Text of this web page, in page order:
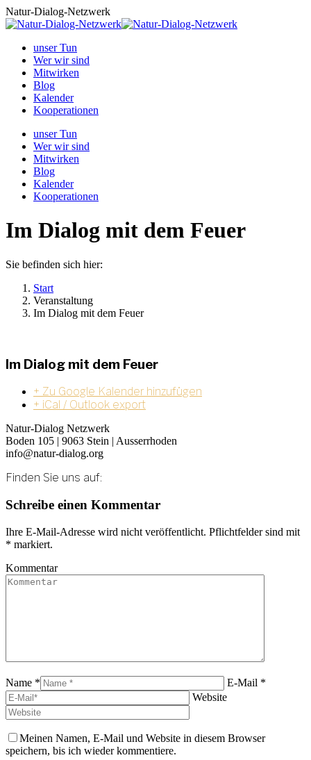
Zum
Inhalt
Natur-Dialog-Netzwerk
unser Tun
Wer wir sind
Mitwirken
Blog
Kalender
Kooperationen
unser Tun
Wer wir sind
Mitwirken
Blog
Kalender
Kooperationen
Im Dialog mit dem Feuer
Sie befinden sich hier:
Start
Veranstaltung
Im Dialog mit dem Feuer
Im Dialog mit dem Feuer
+ Zu Google Kalender hinzufügen
+ iCal / Outlook export
Natur-Dialog Netzwerk
Boden 105 | 9063 Stein | Ausserrhoden
info@natur-dialog.org
Finden Sie uns auf:
Linkedin
page
opens
in
new
window
E-
Mail
page
opens
new
window
Schreibe einen Kommentar
Ihre E-Mail-Adresse wird nicht veröffentlicht. Pflichtfelder sind mit
* markiert.
Kommentar
Name *
E-Mail *
Website
Meinen Namen, E-Mail und Website in diesem Browser
speichern, bis ich wieder kommentiere.